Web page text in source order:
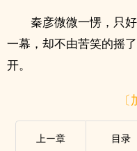
秦彦微微一愣，只
一幕，却不由苦笑的摇
开。
上ー章 目录